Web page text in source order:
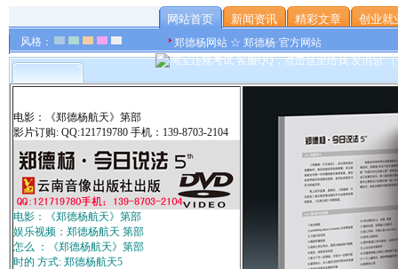
风格：
网站首页 新闻资讯 精彩文章 创业就
郑德杨网站 ☆ 郑德杨·官方网站
电影：《郑德杨航天》第部
影片订购: QQ:121719780 手机：139-8703-2104
电影：《郑德杨航天》第部
娱乐视频：郑德杨航天 第部
怎么 ：《郑德杨航天》第部
时的 方式: 郑德杨航天5